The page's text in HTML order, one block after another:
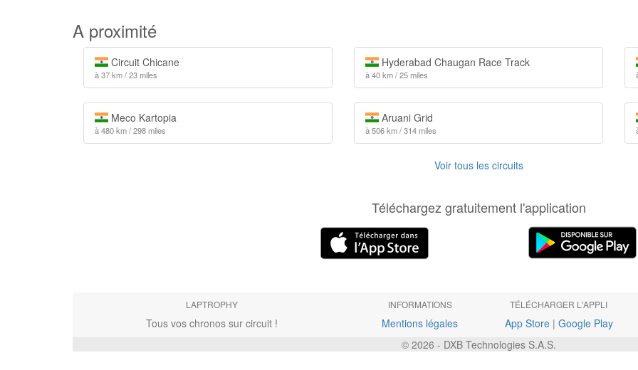
A proximité
Circuit Chicane
à 37 km / 23 miles
Hyderabad Chaugan Race Track
à 40 km / 25 miles
Meco Kartopia
à 480 km / 298 miles
Aruani Grid
à 506 km / 314 miles
Voir tous les circuits
Téléchargez gratuitement l'application
LAPTROPHY
Tous vos chronos sur circuit !
INFORMATIONS
Mentions légales
TÉLÉCHARGER L'APPLI
App Store| Google Play
© 2026 - DXB Technologies S.A.S.